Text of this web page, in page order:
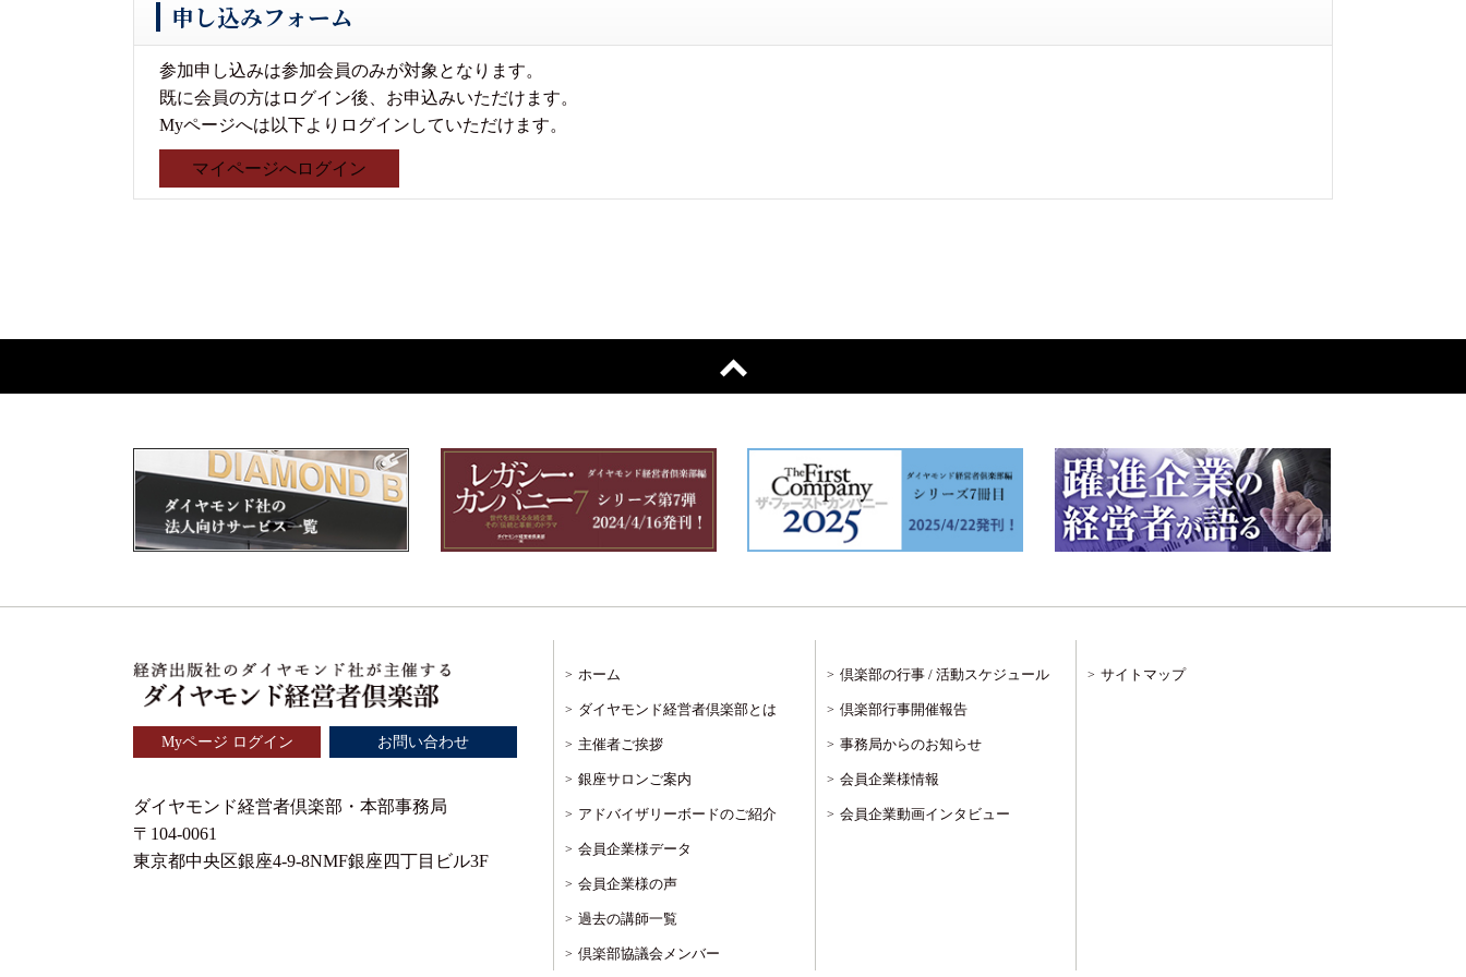
申し込みフォーム
参加申し込みは参加会員のみが対象となります。
既に会員の方はログイン後、お申込みいただけます。
Myページへは以下よりログインしていただけます。
マイページへログイン
Myページ ログイン お問い合わせ
ダイヤモンド経営者倶楽部・本部事務局
〒104-0061
東京都中央区銀座4-9-8NMF銀座四丁目ビル3F
ホーム
ダイヤモンド経営者倶楽部とは
主催者ご挨拶
銀座サロンご案内
アドバイザリーボードのご紹介
会員企業様データ
会員企業様の声
過去の講師一覧
倶楽部協議会メンバー
倶楽部の行事 / 活動スケジュール
倶楽部行事開催報告
事務局からのお知らせ
会員企業様情報
会員企業動画インタビュー
サイトマップ